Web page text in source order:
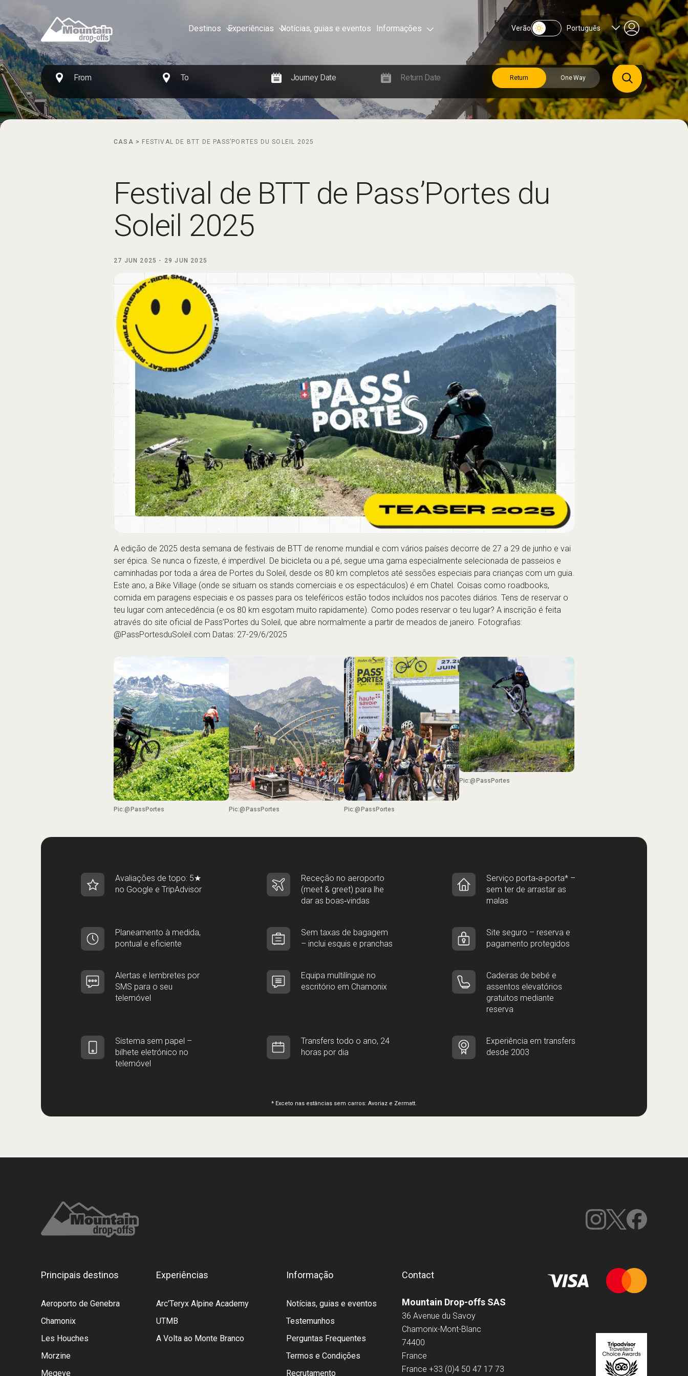
Destinos Experiências Notícias, guias e eventos Informações Verão Português
CASA > FESTIVAL DE BTT DE PASS’PORTES DU SOLEIL 2025
Festival de BTT de Pass’Portes du
Soleil 2025
27 JUN 2025 - 29 JUN 2025
A edição de 2025 desta semana de festivais de BTT de renome mundial e com vários países decorre de 27 a 29 de junho e vai
ser épica. Se nunca o fizeste, é imperdível. De bicicleta ou a pé, segue uma gama especialmente selecionada de passeios e
caminhadas por toda a área de Portes du Soleil, desde os 80 km completos até sessões especiais para crianças com um guia.
Este ano, a Bike Village (onde se situam os stands comerciais e os espectáculos) é em Chatel. Coisas como roadbooks,
comida em paragens especiais e os passes para os teleféricos estão todos incluídos nos pacotes diários. Tens de reservar o
teu lugar com antecedência (e os 80 km esgotam muito rapidamente). Como podes reservar o teu lugar? A inscrição é feita
através do site oficial de Pass’Portes du Soleil, que abre normalmente a partir de meados de janeiro. Fotografias:
@PassPortesduSoleil.com Datas: 27-29/6/2025
Pic:@PassPortes Pic:@PassPortes Pic:@PassPortes
Pic:@PassPortes
Avaliações de topo: 5★
no Google e TripAdvisor
Receção no aeroporto
(meet & greet) para lhe
dar as boas‑vindas
Serviço porta‑a‑porta* –
sem ter de arrastar as
malas
Planeamento à medida,
pontual e eficiente
Sem taxas de bagagem
– inclui esquis e pranchas
Site seguro – reserva e
pagamento protegidos
Alertas e lembretes por
SMS para o seu
telemóvel
Equipa multilíngue no
escritório em Chamonix
Cadeiras de bebé e
assentos elevatórios
gratuitos mediante
reserva
Sistema sem papel –
bilhete eletrónico no
telemóvel
Transfers todo o ano, 24
horas por dia
Experiência em transfers
desde 2003
* Exceto nas estâncias sem carros: Avoriaz e Zermatt.
Principais destinos
Aeroporto de Genebra
Chamonix
Les Houches
Morzine
Megeve
Experiências
Arc'Teryx Alpine Academy
UTMB
A Volta ao Monte Branco
Informação
Notícias, guias e eventos
Testemunhos
Perguntas Frequentes
Termos e Condições
Recrutamento
Contact
Mountain Drop-offs SAS
36 Avenue du Savoy
Chamonix-Mont-Blanc
74400
France
France+33 (0)4 50 47 17 73
Return One Way